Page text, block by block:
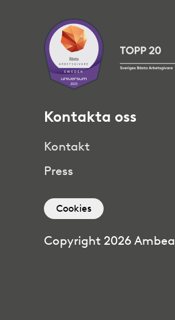
Kontakta oss
Kontakt
Press
Cookies
Copyright 2026 Ambea